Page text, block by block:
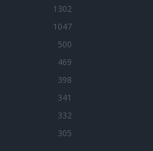
1302
1047
500
469
398
341
332
305